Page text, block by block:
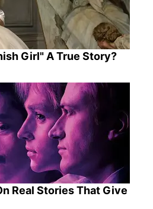
Girl" A True Story?
Real Stories That Give